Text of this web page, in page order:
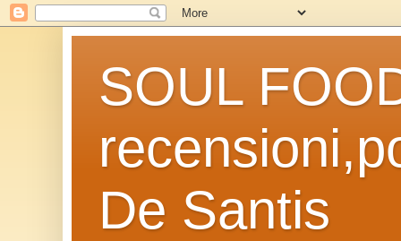
SOUL
De Santis